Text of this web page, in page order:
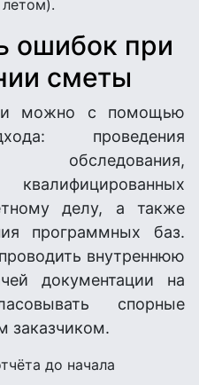
ошибок при
сметы
можно с помощью
проведения
обследования,
делу, а также
программных баз.
внутреннюю
документации на
спорные
заказчиком.
до начала